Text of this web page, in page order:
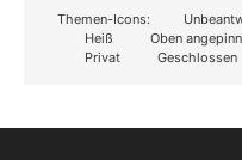
Themen-Icons:
Heiß
Oben
Privat
Geschlossen